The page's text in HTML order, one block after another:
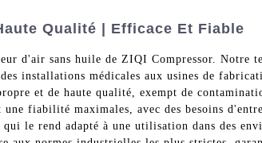
Qualité | Efficace Et Fiable
d'air sans huile de ZIQI Compressor. Notre
installations médicales aux usines de
et de haute qualité, exempt de
fiabilité maximales, avec des besoins
le rend adapté à une utilisation dans des